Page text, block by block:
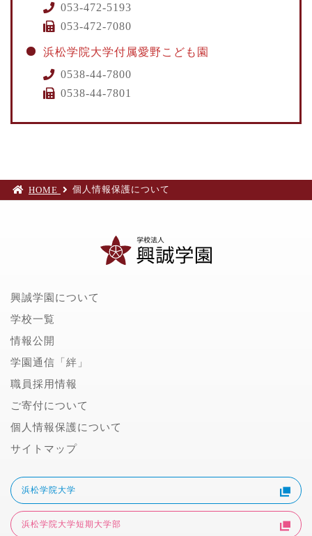
053-472-5193
053-472-7080
浜松学院大学付属愛野こども園
0538-44-7800
0538-44-7801
HOME 個人情報保護について
興誠学園について
学校一覧
情報公開
学園通信「絆」
職員採用情報
ご寄付について
個人情報保護について
サイトマップ
浜松学院大学
浜松学院大学短期大学部